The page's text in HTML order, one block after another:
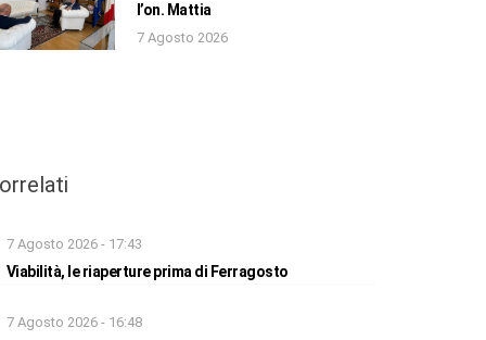
l’on. Mattia
7 Agosto 2026
7 Agosto 2026 - 17:43
Viabilità, le riaperture prima di Ferragosto
7 Agosto 2026 - 16:48